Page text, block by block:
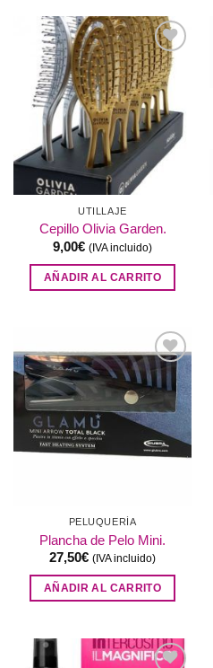
Añadir
a la
lista de
deseos
UTILLAJE
Cepillo Olivia Garden.
9,00€ (IVA incluido)
AÑADIR AL CARRITO
Añadir
a la
lista de
deseos
PELUQUERÍA
Plancha de Pelo Mini.
27,50€ (IVA incluido)
AÑADIR AL CARRITO